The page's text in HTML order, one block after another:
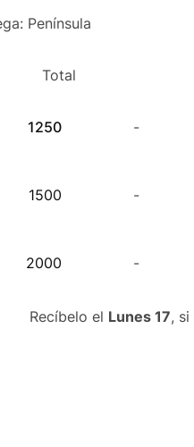
Península
Total
1250 -
1500 -
2000 -
Recíbelo el Lunes 17,